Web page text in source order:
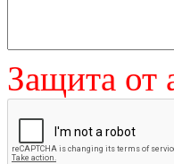
Защита от